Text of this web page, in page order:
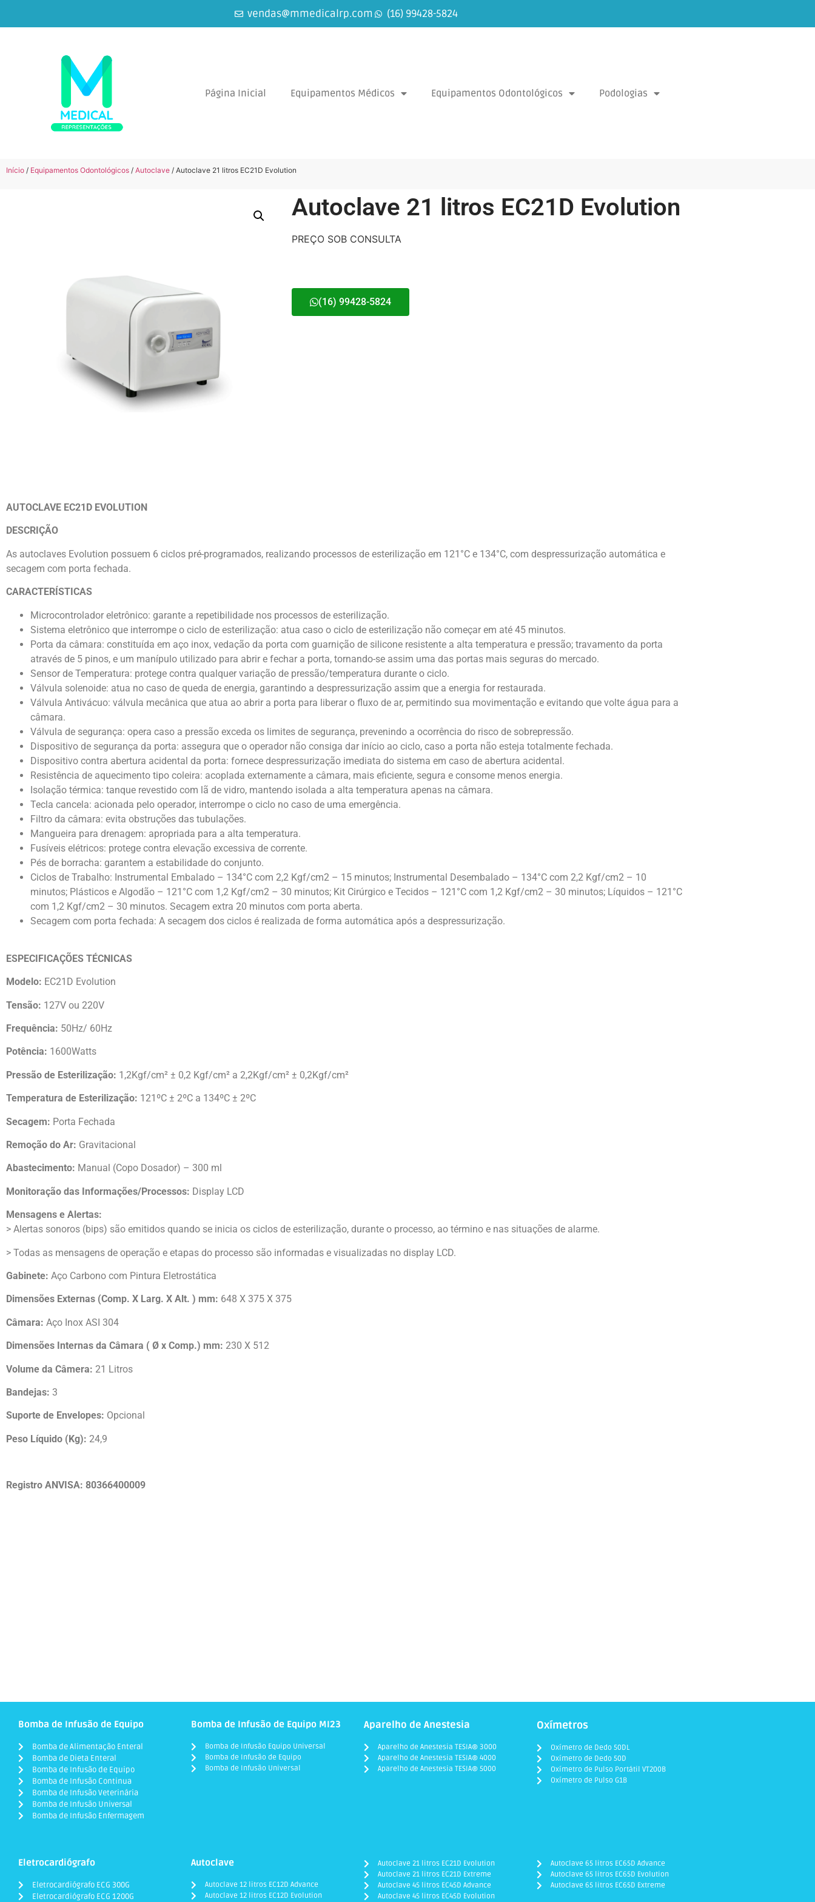
vendas@mmedicalrp.com (16) 99428-5824
Página Inicial Equipamentos Médicos Equipamentos Odontológicos Podologias
Início / Equipamentos Odontológicos / Autoclave / Autoclave 21 litros EC21D Evolution
Autoclave 21 litros EC21D Evolution
PREÇO SOB CONSULTA
(16) 99428-5824
AUTOCLAVE EC21D EVOLUTION
DESCRIÇÃO
As autoclaves Evolution possuem 6 ciclos pré-programados, realizando processos de esterilização em 121°C e 134°C, com despressurização automática e
secagem com porta fechada.
CARACTERÍSTICAS
Microcontrolador eletrônico: garante a repetibilidade nos processos de esterilização.
Sistema eletrônico que interrompe o ciclo de esterilização: atua caso o ciclo de esterilização não começar em até 45 minutos.
Porta da câmara: constituída em aço inox, vedação da porta com guarnição de silicone resistente a alta temperatura e pressão; travamento da porta
através de 5 pinos, e um manípulo utilizado para abrir e fechar a porta, tornando-se assim uma das portas mais seguras do mercado.
Sensor de Temperatura: protege contra qualquer variação de pressão/temperatura durante o ciclo.
Válvula solenoide: atua no caso de queda de energia, garantindo a despressurização assim que a energia for restaurada.
Válvula Antivácuo: válvula mecânica que atua ao abrir a porta para liberar o fluxo de ar, permitindo sua movimentação e evitando que volte água para a
câmara.
Válvula de segurança: opera caso a pressão exceda os limites de segurança, prevenindo a ocorrência do risco de sobrepressão.
Dispositivo de segurança da porta: assegura que o operador não consiga dar início ao ciclo, caso a porta não esteja totalmente fechada.
Dispositivo contra abertura acidental da porta: fornece despressurização imediata do sistema em caso de abertura acidental.
Resistência de aquecimento tipo coleira: acoplada externamente a câmara, mais eficiente, segura e consome menos energia.
Isolação térmica: tanque revestido com lã de vidro, mantendo isolada a alta temperatura apenas na câmara.
Tecla cancela: acionada pelo operador, interrompe o ciclo no caso de uma emergência.
Filtro da câmara: evita obstruções das tubulações.
Mangueira para drenagem: apropriada para a alta temperatura.
Fusíveis elétricos: protege contra elevação excessiva de corrente.
Pés de borracha: garantem a estabilidade do conjunto.
Ciclos de Trabalho: Instrumental Embalado – 134°C com 2,2 Kgf/cm2 – 15 minutos; Instrumental Desembalado – 134°C com 2,2 Kgf/cm2 – 10
minutos; Plásticos e Algodão – 121°C com 1,2 Kgf/cm2 – 30 minutos; Kit Cirúrgico e Tecidos – 121°C com 1,2 Kgf/cm2 – 30 minutos; Líquidos – 121°C
com 1,2 Kgf/cm2 – 30 minutos. Secagem extra 20 minutos com porta aberta.
Secagem com porta fechada: A secagem dos ciclos é realizada de forma automática após a despressurização.
ESPECIFICAÇÕES TÉCNICAS
Modelo: EC21D Evolution
Tensão: 127V ou 220V
Frequência: 50Hz/ 60Hz
Potência: 1600Watts
Pressão de Esterilização: 1,2Kgf/cm² ± 0,2 Kgf/cm² a 2,2Kgf/cm² ± 0,2Kgf/cm²
Temperatura de Esterilização: 121ºC ± 2ºC a 134ºC ± 2ºC
Secagem: Porta Fechada
Remoção do Ar: Gravitacional
Abastecimento: Manual (Copo Dosador) – 300 ml
Monitoração das Informações/Processos: Display LCD
Mensagens e Alertas:
> Alertas sonoros (bips) são emitidos quando se inicia os ciclos de esterilização, durante o processo, ao término e nas situações de alarme.
> Todas as mensagens de operação e etapas do processo são informadas e visualizadas no display LCD.
Gabinete: Aço Carbono com Pintura Eletrostática
Dimensões Externas (Comp. X Larg. X Alt. ) mm: 648 X 375 X 375
Câmara: Aço Inox ASI 304
Dimensões Internas da Câmara ( Ø x Comp.) mm: 230 X 512
Volume da Câmera: 21 Litros
Bandejas: 3
Suporte de Envelopes: Opcional
Peso Líquido (Kg): 24,9
Registro ANVISA: 80366400009
Bomba de Infusão de Equipo
Bomba de Alimentação Enteral
Bomba de Dieta Enteral
Bomba de Infusão de Equipo
Bomba de Infusão Continua
Bomba de Infusão Veterinária
Bomba de Infusão Universal
Bomba de Infusão Enfermagem
Bomba de Infusão de Equipo MI23
Bomba de Infusão Equipo Universal
Bomba de Infusão de Equipo
Bomba de Infusão Universal
Aparelho de Anestesia
Aparelho de Anestesia TESIA® 3000
Aparelho de Anestesia TESIA® 4000
Aparelho de Anestesia TESIA® 5000
Oxímetros
Oxímetro de Dedo 50DL
Oxímetro de Dedo 50D
Oxímetro de Pulso Portátil VT200B
Oxímetro de Pulso G1B
Eletrocardiógrafo
Eletrocardiógrafo ECG 300G
Eletrocardiógrafo ECG 1200G
Autoclave
Autoclave 12 litros EC12D Advance
Autoclave 12 litros EC12D Evolution
Autoclave 21 litros EC21D Evolution
Autoclave 21 litros EC21D Extreme
Autoclave 45 litros EC45D Advance
Autoclave 45 litros EC45D Evolution
Autoclave 65 litros EC65D Advance
Autoclave 65 litros EC65D Evolution
Autoclave 65 litros EC65D Extreme